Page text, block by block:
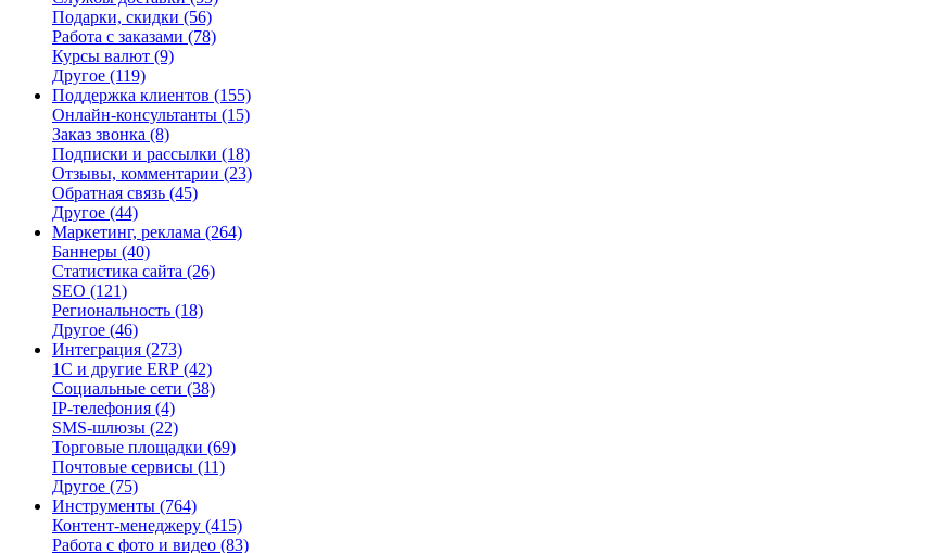
Подарки, скидки (56)
Работа с заказами (78)
Курсы валют (9)
Другое (119)
Поддержка клиентов (155)
Онлайн-консультанты (15)
Заказ звонка (8)
Подписки и рассылки (18)
Отзывы, комментарии (23)
Обратная связь (45)
Другое (44)
Маркетинг, реклама (264)
Баннеры (40)
Статистика сайта (26)
SEO (121)
Региональность (18)
Другое (46)
Интеграция (273)
1С и другие ERP (42)
Социальные сети (38)
IP-телефония (4)
SMS-шлюзы (22)
Торговые площадки (69)
Почтовые сервисы (11)
Другое (75)
Инструменты (764)
Контент-менеджеру (415)
Работа с фото и видео (83)